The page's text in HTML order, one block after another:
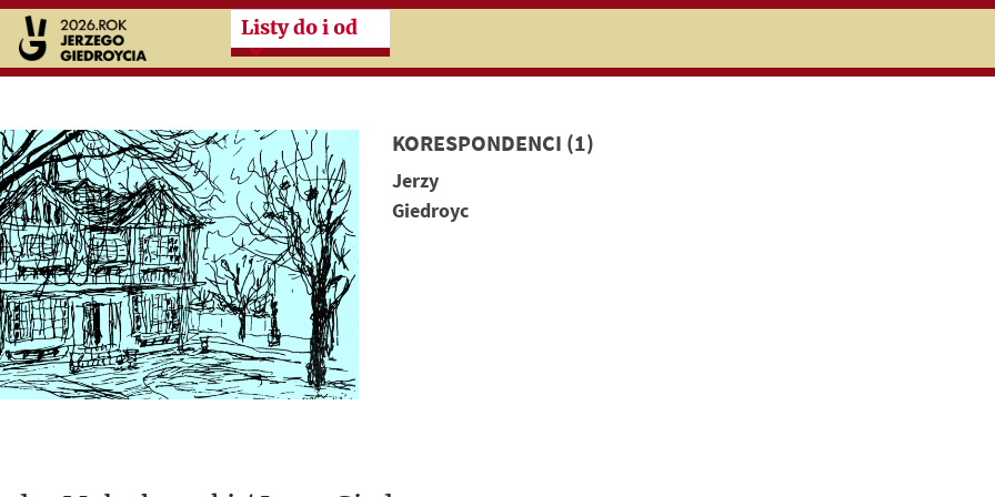
Przeskocz do treści zasadniczej
Listy do i od
KORESPONDENCI (1)
Jerzy
Giedroyc